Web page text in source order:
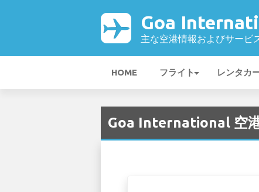
Goa
主な空港情報およびサービ
HOME フライト レンタカ
Goa International 空